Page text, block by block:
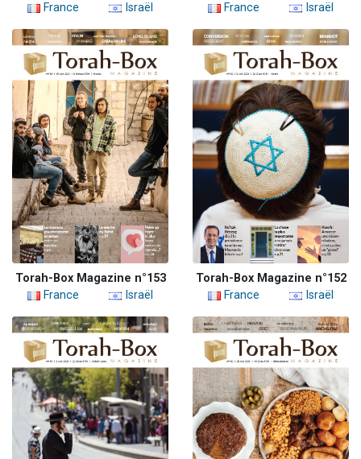
France
Israël
France
Israël
Torah-Box Magazine n°153
France
Israël
Torah-Box Magazine n°152
France
Israël